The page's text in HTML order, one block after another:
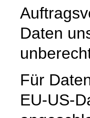
Daten
Für
EU-US-